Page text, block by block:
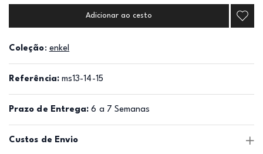
Adicionar ao cesto
Coleção: enkel
Referência: ms13-14-15
Prazo de Entrega: 6 a 7 Semanas
Custos de Envio